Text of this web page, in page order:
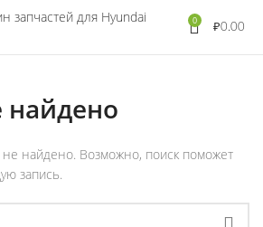
0
₽0.00
найдено
найдено. Возможно, поиск поможет
запись.